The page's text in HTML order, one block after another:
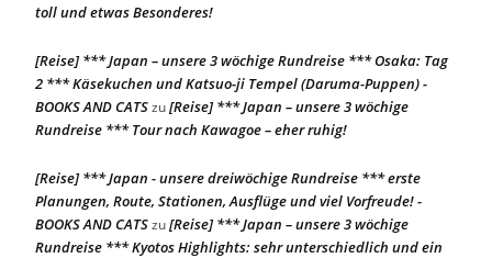
toll und etwas Besonderes!
[Reise] *** Japan – unsere 3 wöchige Rundreise *** Osaka: Tag
2 *** Käsekuchen und Katsuo-ji Tempel (Daruma-Puppen) -
BOOKS AND CATSzu[Reise] *** Japan – unsere 3 wöchige
Rundreise *** Tour nach Kawagoe – eher ruhig!
[Reise] *** Japan - unsere dreiwöchige Rundreise *** erste
Planungen, Route, Stationen, Ausflüge und viel Vorfreude! -
BOOKS AND CATSzu[Reise] *** Japan – unsere 3 wöchige
Rundreise *** Kyotos Highlights: sehr unterschiedlich und ein